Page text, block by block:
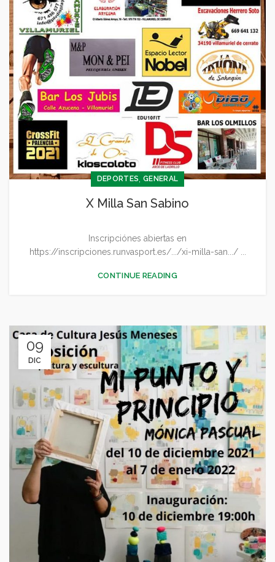
DEPORTES ,GENERAL
X Milla San Sabino
Inscripciónes abiertas en
https://inscripciones.runvasport.es/.../xi-milla-san.../ ...
CONTINUE READING
09
DIC